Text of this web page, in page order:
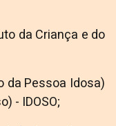
da Criança e do
Pessoa Idosa)
- IDOSO;